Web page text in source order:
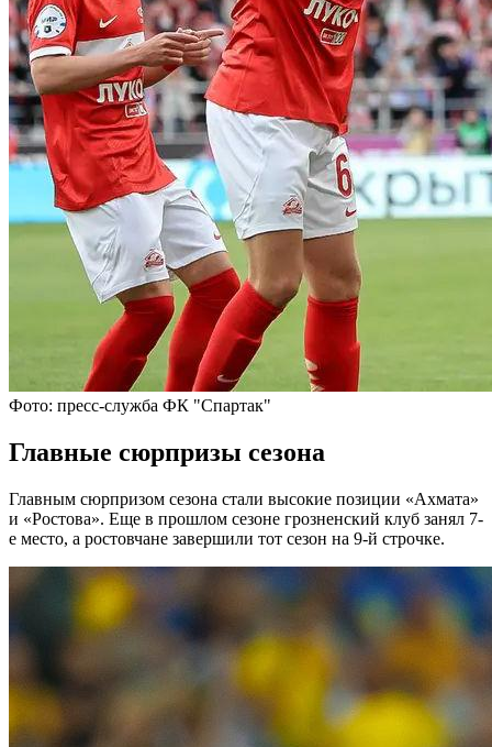
Фото: пресс-служба ФК "Спартак"
Главные сюрпризы сезона
Главным сюрпризом сезона стали высокие позиции «Ахмата»
и «Ростова». Еще в прошлом сезоне грозненский клуб занял 7-
е место, а ростовчане завершили тот сезон на 9-й строчке.